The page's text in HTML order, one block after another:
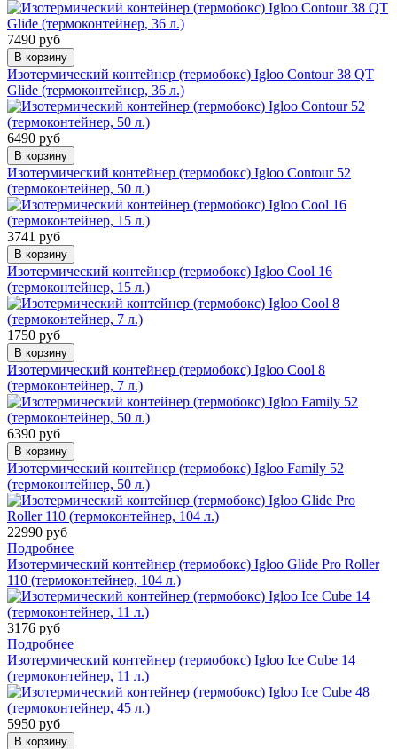
7490 руб
В корзину
Изотермический контейнер (термобокс) Igloo Contour 38 QT
Glide (термоконтейнер, 36 л.)
6490 руб
В корзину
Изотермический контейнер (термобокс) Igloo Contour 52
(термоконтейнер, 50 л.)
3741 руб
В корзину
Изотермический контейнер (термобокс) Igloo Cool 16
(термоконтейнер, 15 л.)
1750 руб
В корзину
Изотермический контейнер (термобокс) Igloo Cool 8
(термоконтейнер, 7 л.)
6390 руб
В корзину
Изотермический контейнер (термобокс) Igloo Family 52
(термоконтейнер, 50 л.)
22990 руб
Подробнее
Изотермический контейнер (термобокс) Igloo Glide Pro Roller
110 (термоконтейнер, 104 л.)
3176 руб
Подробнее
Изотермический контейнер (термобокс) Igloo Ice Cube 14
(термоконтейнер, 11 л.)
5950 руб
В корзину